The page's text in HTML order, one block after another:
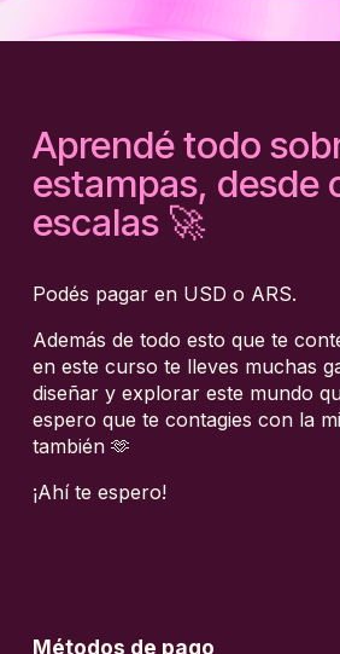
Aprendé todo
estampas, desde
escalas 🚀
Podés pagar en USD o ARS.
Además de todo esto que te
en este curso te lleves muchas
diseñar y explorar este mundo
espero que te contagies con la
también 🫶
¡Ahí te espero!
Métodos de pago